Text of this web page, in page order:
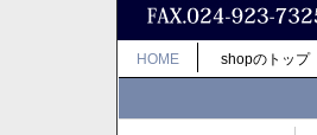
HOME shopのトップ